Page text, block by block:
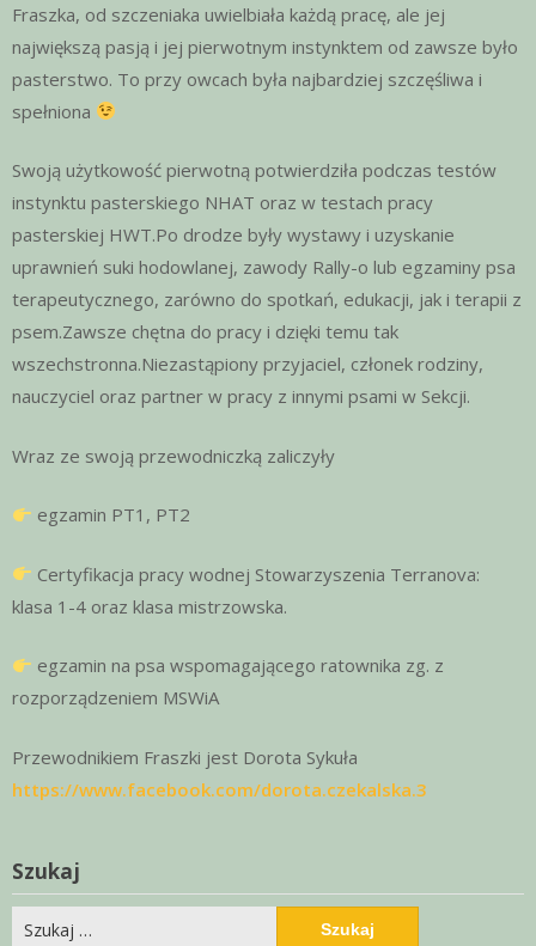
Fraszka, od szczeniaka uwielbiała każdą pracę, ale jej
największą pasją i jej pierwotnym instynktem od zawsze było
pasterstwo. To przy owcach była najbardziej szczęśliwa i
spełniona
Swoją użytkowość pierwotną potwierdziła podczas testów
instynktu pasterskiego NHAT oraz w testach pracy
pasterskiej HWT.Po drodze były wystawy i uzyskanie
uprawnień suki hodowlanej, zawody Rally-o lub egzaminy psa
terapeutycznego, zarówno do spotkań, edukacji, jak i terapii z
psem.Zawsze chętna do pracy i dzięki temu tak
wszechstronna.Niezastąpiony przyjaciel, członek rodziny,
nauczyciel oraz partner w pracy z innymi psami w Sekcji.
Wraz ze swoją przewodniczką zaliczyły
egzamin PT1, PT2
Certyfikacja pracy wodnej Stowarzyszenia Terranova:
klasa 1-4 oraz klasa mistrzowska.
egzamin na psa wspomagającego ratownika zg. z
rozporządzeniem MSWiA
Przewodnikiem Fraszki jest Dorota Sykuła
https://www.facebook.com/dorota.czekalska.3
Szukaj
Szukaj: